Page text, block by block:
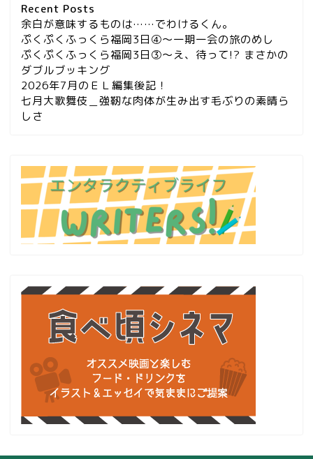
Recent Posts
余白が意味するものは……でわけるくん。
ぷくぷくふっくら福岡3日④～一期一会の旅のめし
ぷくぷくふっくら福岡3日③～え、待って!? まさかの
ダブルブッキング
2026年7月のＥＬ編集後記！
七月大歌舞伎＿強靭な肉体が生み出す毛ぶりの素晴ら
しさ